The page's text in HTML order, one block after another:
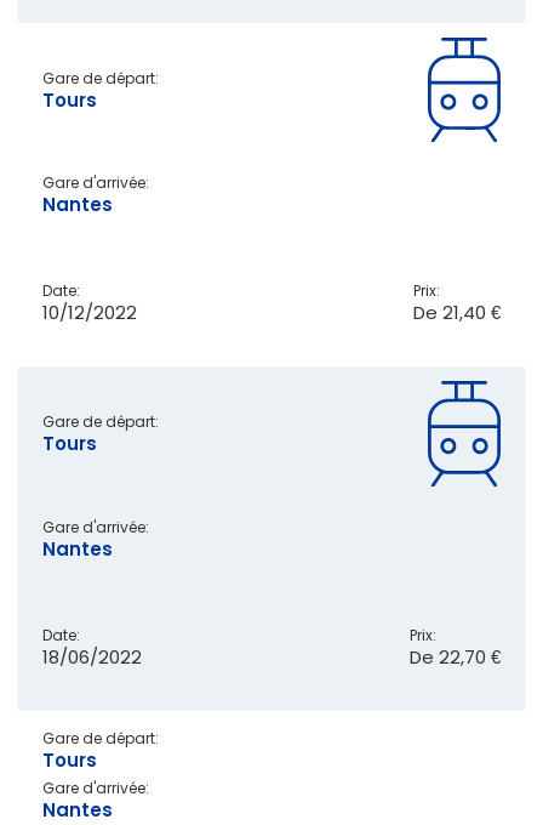
Gare de départ:
Tours
Gare d'arrivée:
Nantes
Date:
10/12/2022
Prix:
De 21,40 €
Gare de départ:
Tours
Gare d'arrivée:
Nantes
Date:
18/06/2022
Prix:
De 22,70 €
Gare de départ:
Tours
Gare d'arrivée:
Nantes